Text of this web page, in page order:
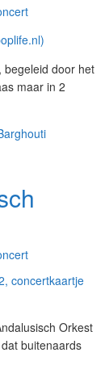
door het
maar in 2
Orkest
buitenaards